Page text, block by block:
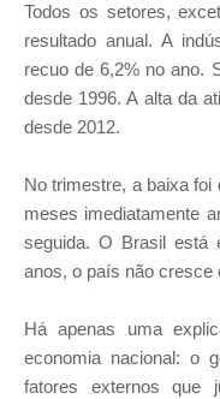
Todos os setores,
resultado anual. A
recuo de 6,2% no ano.
desde 1996. A alta da
desde 2012.
No trimestre, a baixa
meses imediatamente
seguida. O Brasil está
anos, o país não cresce
Há apenas uma
economia nacional: o
fatores externos que